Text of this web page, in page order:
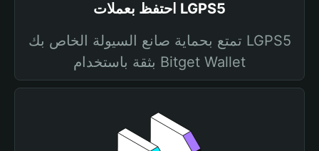
احتفظ بعملات LGPS5
تمتع بحماية صانع السيولة الخاص بك LGPS5
بثقة باستخدام Bitget Wallet